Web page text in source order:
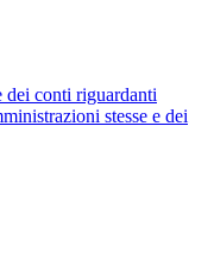
conti riguardanti
stesse e dei